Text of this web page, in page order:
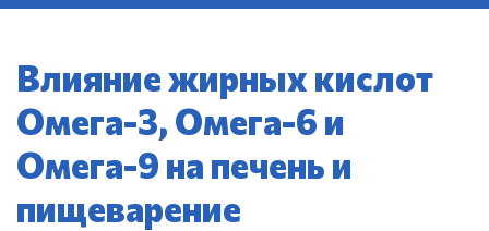
Влияние жирных кислот
Омега-3, Омега-6 и
Омега-9 на печень и
пищеварение